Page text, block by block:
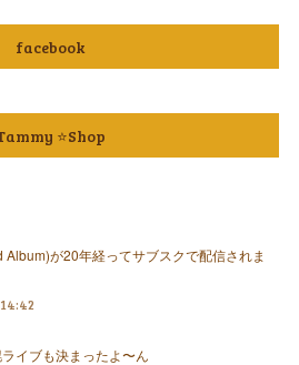
facebook
⭐️Shop
Album)が20年経ってサブスクで配信されま
ライブも決まったよ〜ん